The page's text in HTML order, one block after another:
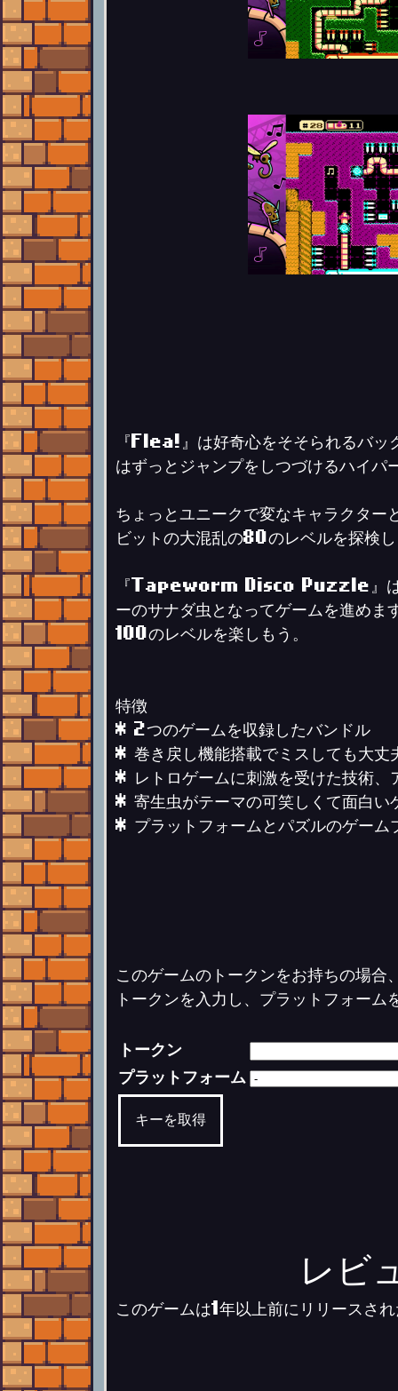
『Flea!』は好奇心をそそられるバッ
はずっとジャンプをしつづけるハイパ
ちょっとユニークで変なキャラクタ
ビットの大混乱の80のレベルを探検
『Tapeworm Disco Puzzle』はグ
ーのサナダ虫となってゲームを進めま
100のレベルを楽しもう。
特徴
* 2つのゲームを収録したバンドル
* 巻き戻し機能搭載でミスしても大丈
* レトロゲームに刺激を受けた技術、
* 寄生虫がテーマの可笑しくて面白い
* プラットフォームとパズルのゲーム
このゲームのトークンをお持ちの場合
トークンを入力し、プラットフォー
トークン
プラットフォーム
キーを取得
レビ
このゲームは1年以上前にリリースさ